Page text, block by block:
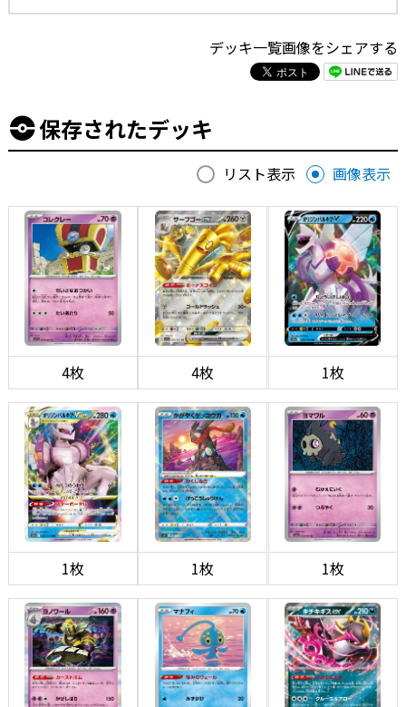
デッキ一覧画像をシェアする
保存されたデッキ
リスト表示 画像表示
4枚 4枚 1枚
1枚 1枚 1枚